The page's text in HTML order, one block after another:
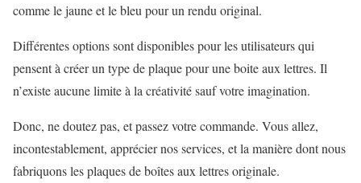
comme le jaune et le bleu pour un rendu original.
Différentes options sont disponibles pour les utilisateurs qui
pensent à créer un type de plaque pour une boite aux lettres. Il
n’existe aucune limite à la créativité sauf votre imagination.
Donc, ne doutez pas, et passez votre commande. Vous allez,
incontestablement, apprécier nos services, et la manière dont nous
fabriquons les plaques de boîtes aux lettres originale.